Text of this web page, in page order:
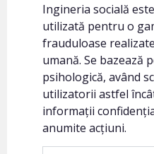
Ingineria socială
utilizată pentru o
frauduloase
umană. Se bazează
psihologică, având
utilizatorii astfel
informații
anumite acțiuni.